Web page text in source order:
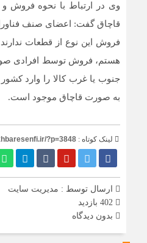
وی در ارتباط با نحوه فروش و
قاچاق گفت: اعضای صنف
فروش این نوع از قطعات
هستم، فروش توسط افرادی
جنوب یا غرب کالا را وارد
به صورت قاچاق موجود است.
لینک کوتاه : ?p=3848
ارسال توسط : مدیریت سایت
بدون دیدگاه